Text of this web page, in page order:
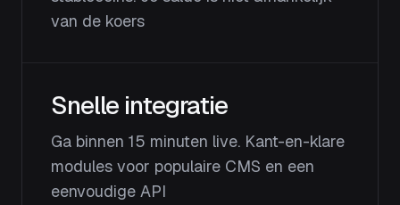
van de koers
Snelle integratie
Ga binnen 15 minuten live. Kant-en-klare
modules voor populaire CMS en een
eenvoudige API